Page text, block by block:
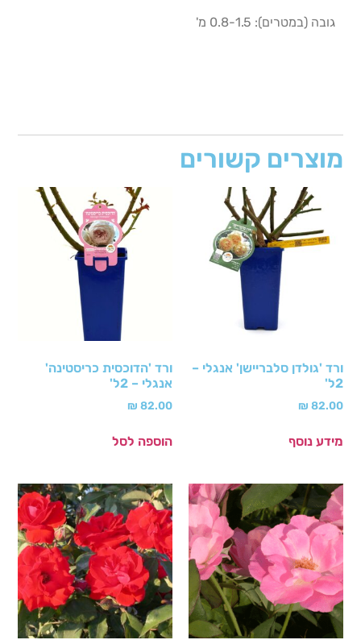
גובה (במטרים): 0.8-1.5 מ'
מוצרים קשורים
ורד 'גולדן סלבריישן' אנגלי –
2ל'
₪ 82.00
מידע נוסף
ורד 'הדוכסית כריסטינה'
אנגלי – 2ל'
₪ 82.00
הוספה לסל